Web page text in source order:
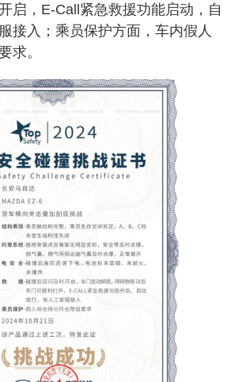
启，E-Call紧急救援功能启动，自
接入；乘员保护方面，车内假人
求。